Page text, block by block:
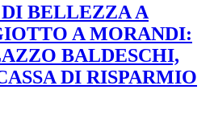
DI BELLEZZA A
A MORANDI:
BALDESCHI,
DI RISPARMIO